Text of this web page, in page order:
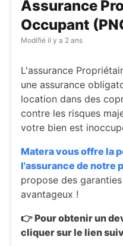
Assurance
Occupant
Modifié il y a 2 ans
L'assurance
une assurance
location dans des
contre les risques
votre bien est
Matera vous offre la
l'assurance de notre
propose des
avantageux !
👉 Pour obtenir un
cliquer sur le lien